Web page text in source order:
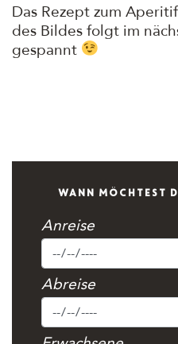
Das Rezept zum
des Bildes folgt im
gespannt
WANN MÖCHTEST
Anreise
Abreise